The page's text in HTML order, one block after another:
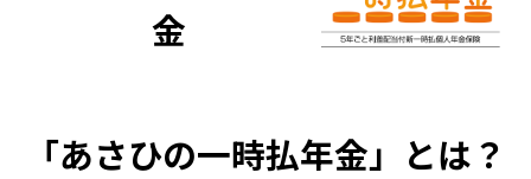
金
「あさひの一時払年金」とは？